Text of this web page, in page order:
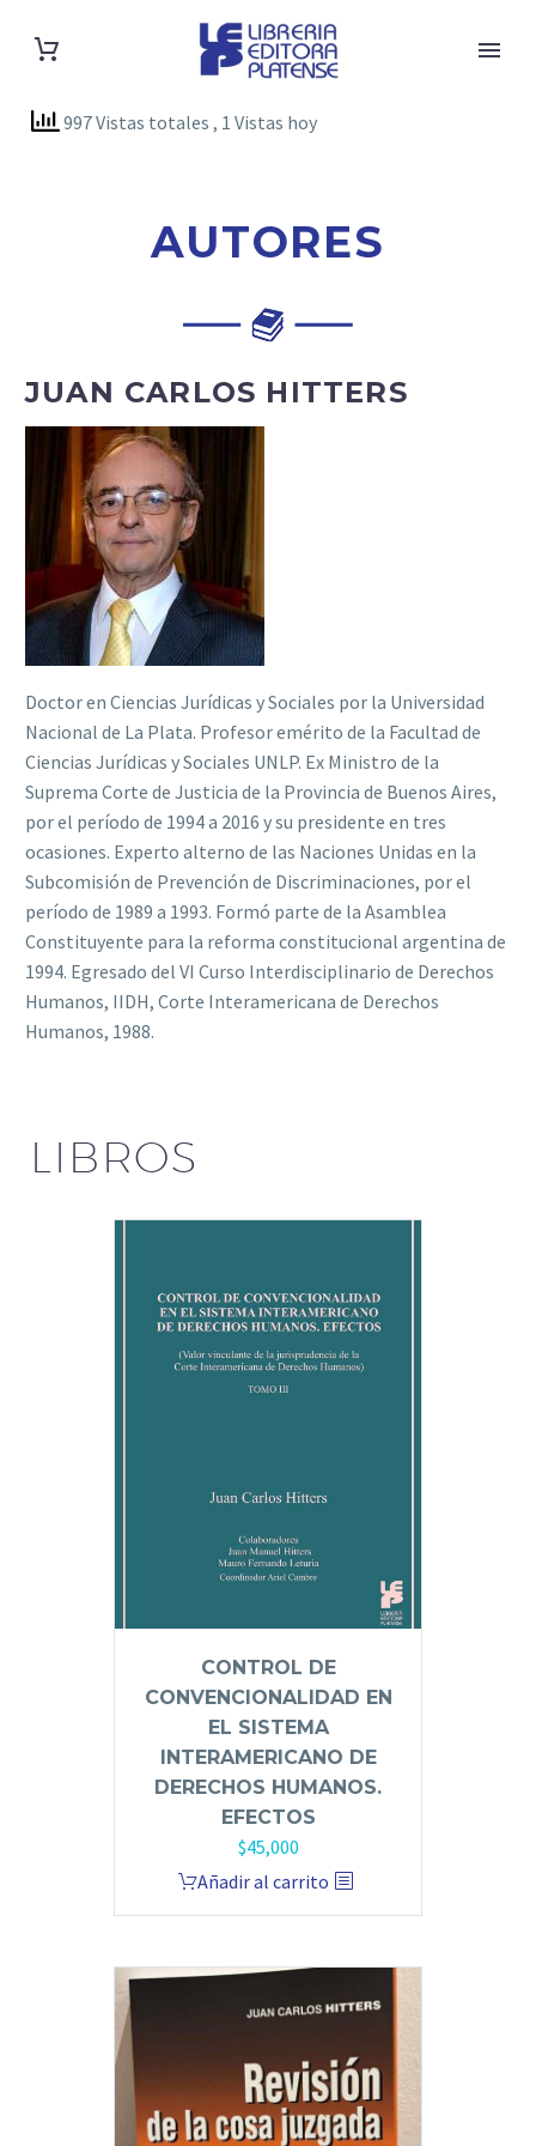
997 Vistas totales , 1 Vistas hoy
AUTORES
JUAN CARLOS HITTERS
Doctor en Ciencias Jurídicas y Sociales por la Universidad
Nacional de La Plata. Profesor emérito de la Facultad de
Ciencias Jurídicas y Sociales UNLP. Ex Ministro de la
Suprema Corte de Justicia de la Provincia de Buenos Aires,
por el período de 1994 a 2016 y su presidente en tres
ocasiones. Experto alterno de las Naciones Unidas en la
Subcomisión de Prevención de Discriminaciones, por el
período de 1989 a 1993. Formó parte de la Asamblea
Constituyente para la reforma constitucional argentina de
1994. Egresado del VI Curso Interdisciplinario de Derechos
Humanos, IIDH, Corte Interamericana de Derechos
Humanos, 1988.
LIBROS
CONTROL DE
CONVENCIONALIDAD EN
EL SISTEMA
INTERAMERICANO DE
DERECHOS HUMANOS.
EFECTOS
$45,000
Añadir al carrito